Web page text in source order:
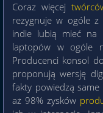
Coraz więcej
rezygnuje w ogóle z
indie lubią mieć na
laptopów w ogóle
Producenci konsol
proponują wersję
fakty powiedzą
aż 98% zysków